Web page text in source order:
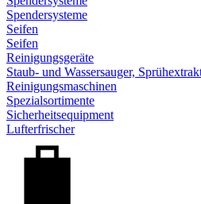
Spendersysteme
Seifen
Seifen
Reinigungsgeräte
Staub- und Wassersauger,
Reinigungsmaschinen
Spezialsortimente
Sicherheitsequipment
Lufterfrischer